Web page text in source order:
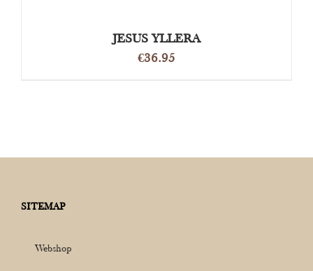
JESUS YLLERA
€36.95
SITEMAP
Webshop